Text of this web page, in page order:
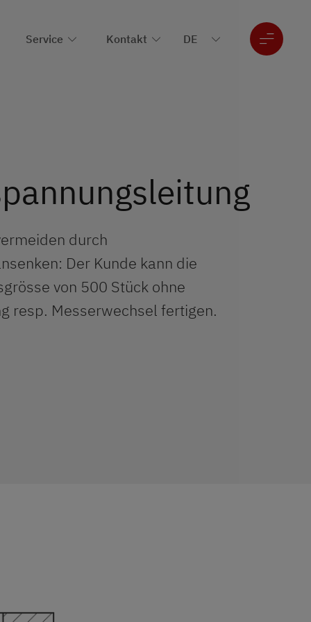
Service Kontakt
durch
Der Kunde kann die
von 500 Stück ohne
resp. Messerwechsel fertigen.